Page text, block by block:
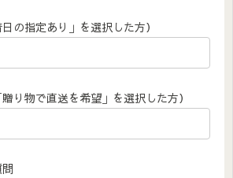
の指定あり」を選択した方）
り物で直送を希望」を選択した方）